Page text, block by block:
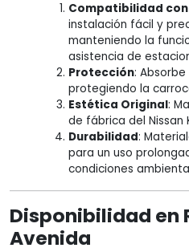
Compatibilidad con
instalación fácil y
manteniendo la
asistencia de
Protección:
protegiendo la
Estética Original:
de fábrica del Nissan
Durabilidad:
para un uso
condiciones
Disponibilidad en
Avenida